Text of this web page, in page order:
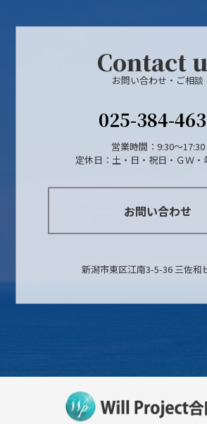
Contact
お問い合わせ・ご相談
025-384-
営業時間：9:30～17:30
定休日：土・日・祝日・ＧＷ・
お問い合わせ
新潟市東区江南3-5-36 三佐和